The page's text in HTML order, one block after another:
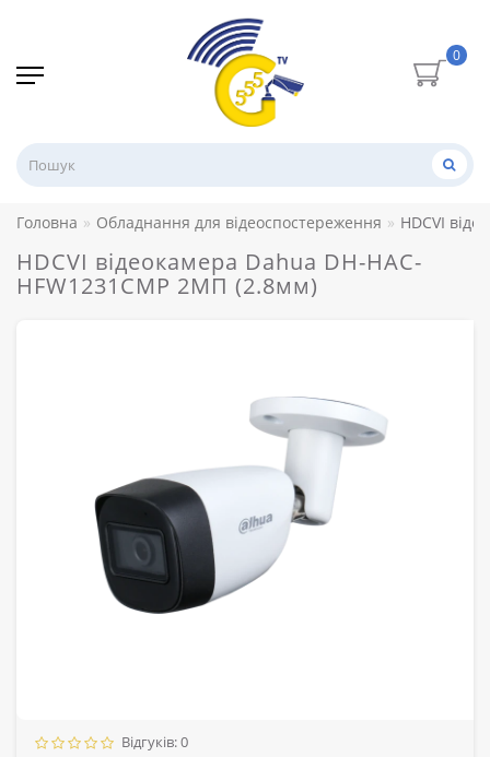
0
Головна Обладнання для відеоспостереження HDCVI
HDCVI відеокамера Dahua DH-HAC-
HFW1231CMP 2МП (2.8мм)
Відгуків: 0